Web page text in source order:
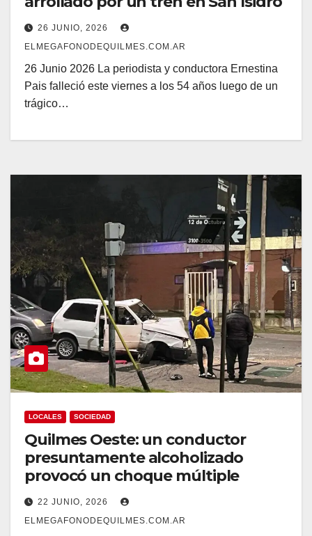
26 JUNIO, 2026
ELMEGAFONODEQUILMES.COM.AR
26 Junio 2026 La periodista y conductora Ernestina
Pais falleció este viernes a los 54 años luego de un
trágico…
LOCALES SOCIEDAD
Quilmes Oeste: un conductor
presuntamente alcoholizado
provocó un choque múltiple
22 JUNIO, 2026
ELMEGAFONODEQUILMES.COM.AR